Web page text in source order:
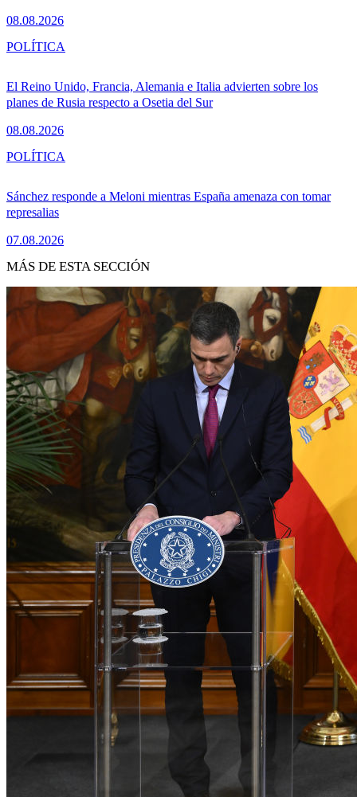
08.08.2026
El Reino Unido, Francia, Alemania e Italia advierten sobre los
planes de Rusia respecto a Osetia del Sur
08.08.2026
POLÍTICA
Sánchez responde a Meloni mientras España amenaza con tomar
represalias
07.08.2026
POLÍTICA
MÁS DE ESTA SECCIÓN